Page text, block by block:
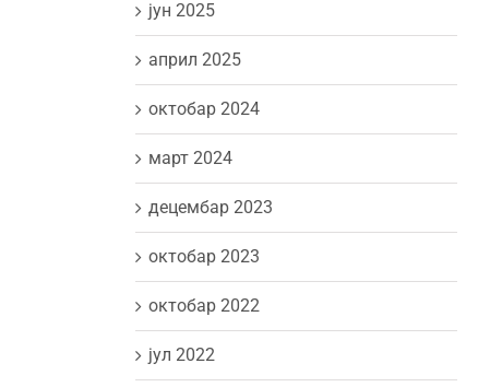
јун 2025
април 2025
октобар 2024
март 2024
децембар 2023
октобар 2023
октобар 2022
јул 2022